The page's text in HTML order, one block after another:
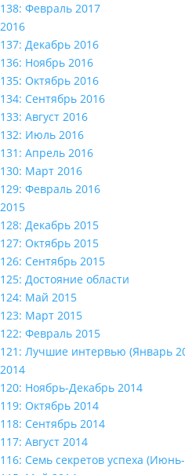
138: Февраль 2017
2016
137: Декабрь 2016
136: Ноябрь 2016
135: Октябрь 2016
134: Сентябрь 2016
133: Август 2016
132: Июль 2016
131: Апрель 2016
130: Март 2016
129: Февраль 2016
2015
128: Декабрь 2015
127: Октябрь 2015
126: Сентябрь 2015
125: Достояние области
124: Май 2015
123: Март 2015
122: Февраль 2015
121: Лучшие интервью (Январь
2014
120: Ноябрь-Декабрь 2014
119: Октябрь 2014
118: Сентябрь 2014
117: Август 2014
116: Семь секретов успеха